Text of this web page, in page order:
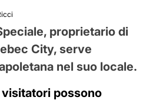
proprietario di
City, serve
nel suo locale.
visitatori possono